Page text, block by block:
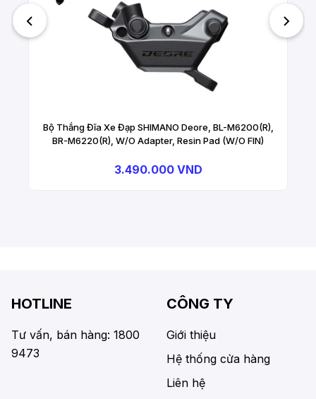
Bộ Thắng Đĩa Xe Đạp SHIMANO Deore, BL-M6200(R),
BR-M6220(R), W/O Adapter, Resin Pad (W/O FIN)
3.490.000 VND
HOTLINE
Tư vấn, bán hàng: 1800
9473
CÔNG TY
Giới thiệu
Hệ thống cửa hàng
Liên hệ